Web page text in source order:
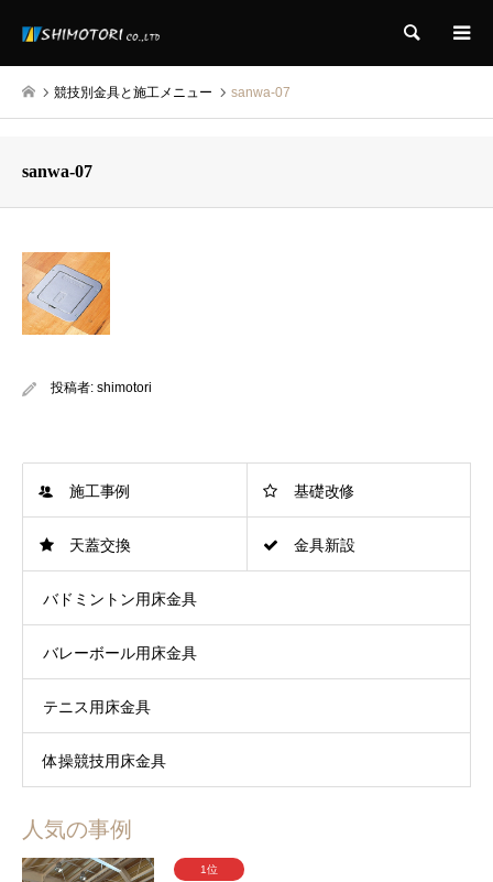
検索
競技別金具と施工メニュー sanwa-07
sanwa-07
投稿者: shimotori
施工事例 基礎改修
天蓋交換 金具新設
バドミントン用床金具
バレーボール用床金具
テニス用床金具
体操競技用床金具
人気の事例
1位